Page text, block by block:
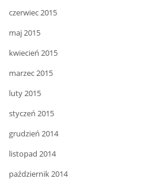
czerwiec 2015
maj 2015
kwiecień 2015
marzec 2015
luty 2015
styczeń 2015
grudzień 2014
listopad 2014
październik 2014